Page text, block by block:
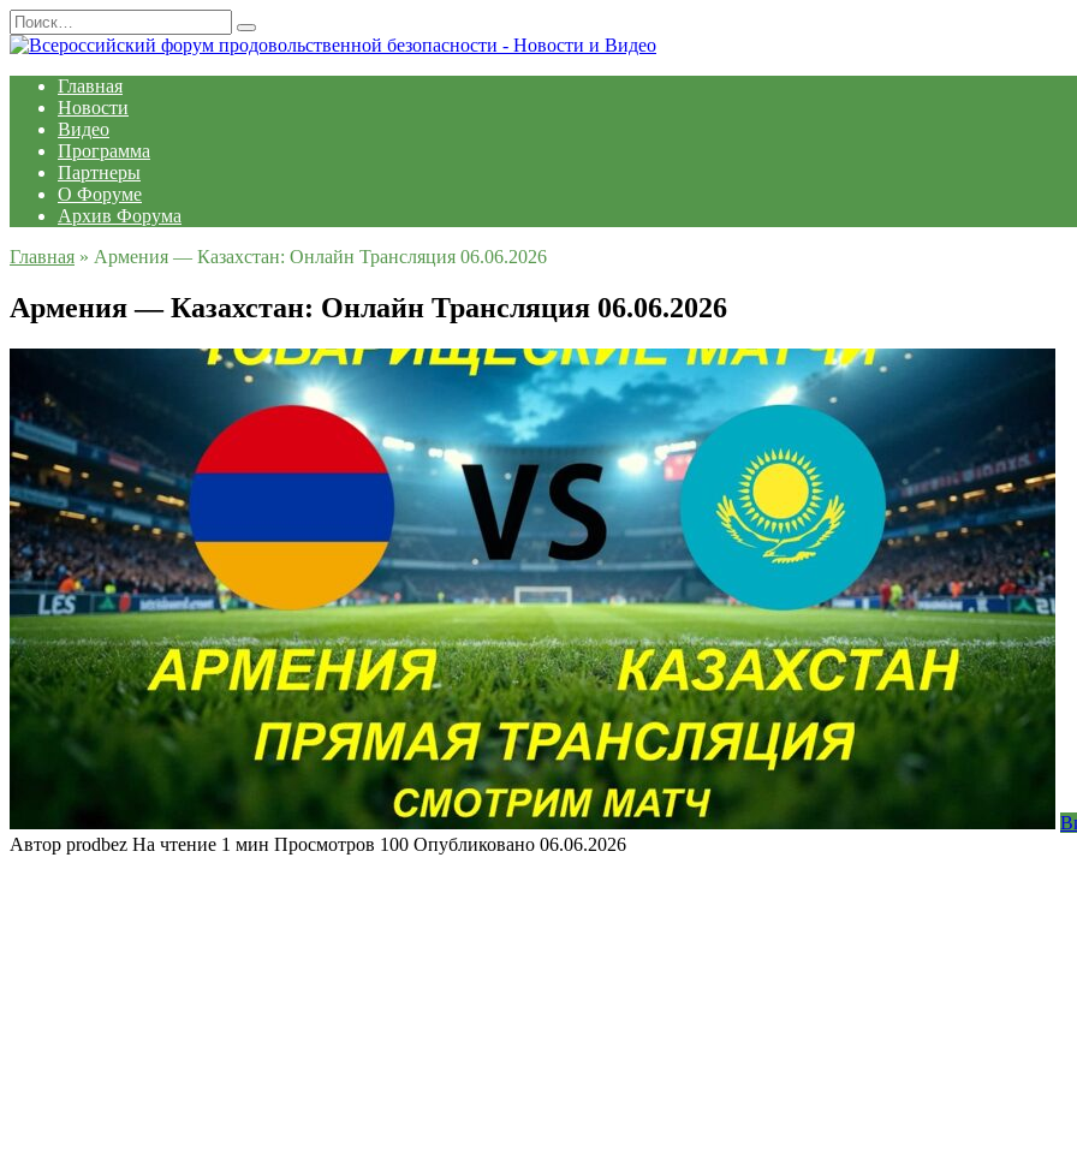
Перейти
к
содержанию
Search
for:
Главная
Новости
Видео
Программа
Партнеры
О Форуме
Архив Форума
Главная » Армения — Казахстан: Онлайн Трансляция 06.06.2026
Армения — Казахстан: Онлайн Трансляция 06.06.2026
Автор prodbez На чтение 1 мин Просмотров 100 Опубликовано 06.06.2026